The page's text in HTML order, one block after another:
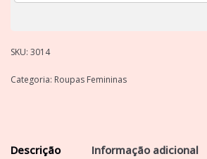
SKU: 3014
Categoria: Roupas Femininas
Descrição Informação adicional